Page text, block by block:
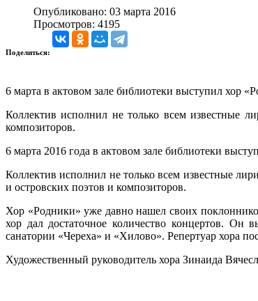
Опубликовано: 03 марта 2016
Просмотров: 4195
Поделиться:
6 марта в актовом зале библиотеки выступил хор
Коллектив исполнил не только всем известные
композиторов.
6 марта 2016 года в актовом зале библиотеки
Коллектив исполнил не только всем известные
и островских поэтов и композиторов.
Хор «Родники» уже давно нашел своих
хор дал достаточное количество концертов.
санатории «Череха» и «Хилово». Репертуар хора
Художественный руководитель хора Зинаида